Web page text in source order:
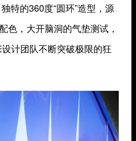
特的360度“圆环”造型，源
色，大开脑洞的气垫测试，
计团队不断突破极限的狂